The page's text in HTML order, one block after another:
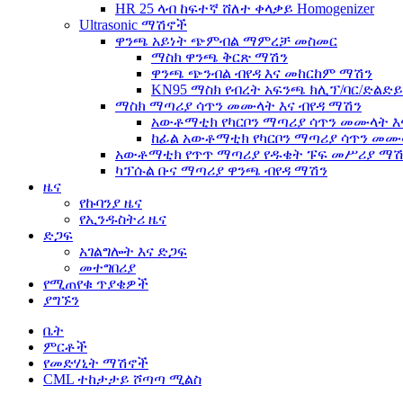
HR 25 ላብ ከፍተኛ ሸለተ ቀላቃይ Homogenizer
Ultrasonic ማሽኖች
ዋንጫ አይነት ጭምብል ማምረቻ መስመር
ማስክ ዋንጫ ቅርጽ ማሽን
ዋንጫ ጭንብል ብየዳ እና መከርከም ማሽን
KN95 ማስክ የብረት አፍንጫ ክሊፕ/ባር/
ማስክ ማጣሪያ ሳጥን መሙላት እና ብየዳ ማሽን
አውቶማቲክ የካርቦን ማጣሪያ ሳጥን መሙላት
ከፊል አውቶማቲክ የካርቦን ማጣሪያ ሳጥን
አውቶማቲክ የጥጥ ማጣሪያ የዱቄት ፑፍ መሥሪያ
ካፕሱል ቡና ማጣሪያ ዋንጫ ብየዳ ማሽን
ዜና
የኩባንያ ዜና
የኢንዱስትሪ ዜና
ድጋፍ
አገልግሎት እና ድጋፍ
መተግበሪያ
የሚጠየቁ ጥያቄዎች
ያግኙን
ቤት
ምርቶች
የመድሃኒት ማሽኖች
CML ተከታታይ ሾጣጣ ሚልስ